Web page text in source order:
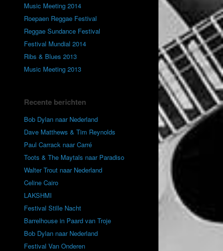
Music Meeting 2014
Roepaen Reggae Festival
Reggae Sundance Festival
Festival Mundial 2014
Ribs & Blues 2013
Music Meeting 2013
Recente berichten
Bob Dylan naar Nederland
Dave Matthews & Tim Reynolds
Paul Carrack naar Carré
Toots & The Maytals naar Paradiso
Walter Trout naar Nederland
Celine Cairo
LAKSHMI
Festival Stille Nacht
Barrelhouse in Paard van Troje
Bob Dylan naar Nederland
Festival Van Onderen